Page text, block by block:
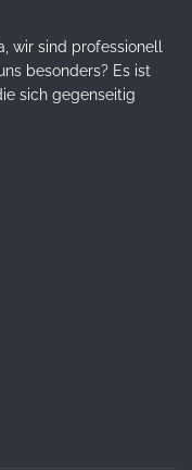
wir sind professionell
besonders? Es ist
sich gegenseitig